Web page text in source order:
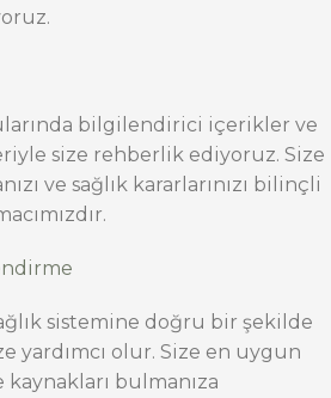
bilgilendirici içerikler ve
size rehberlik ediyoruz. Size
ve sağlık kararlarınızı bilinçli
sistemine doğru bir şekilde
yardımcı olur. Size en uygun
bulmanıza